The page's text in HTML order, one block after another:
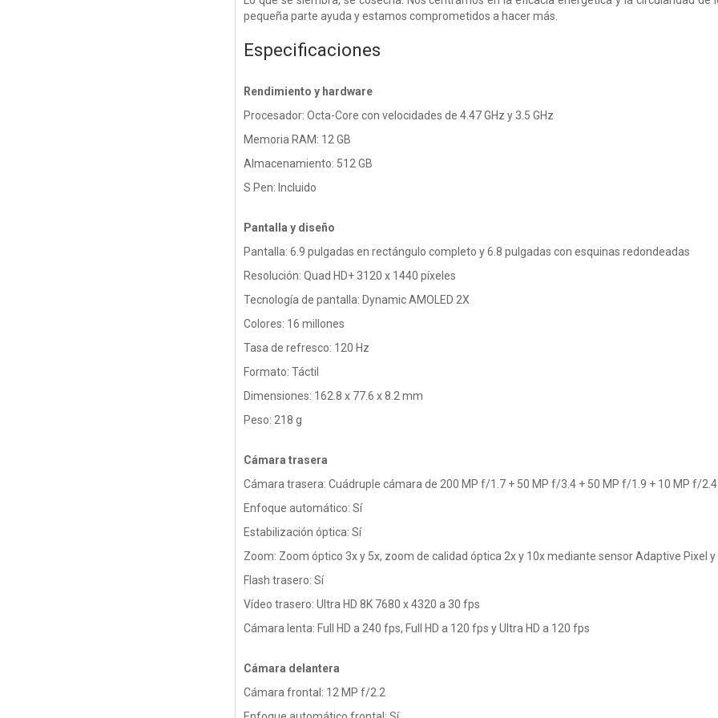
pequeña parte ayuda y estamos comprometidos a hacer más.
Especificaciones
Rendimiento y hardware
Procesador: Octa-Core con velocidades de 4.47 GHz y 3.5 GHz
Memoria RAM: 12 GB
Almacenamiento: 512 GB
S Pen: Incluido
Pantalla y diseño
Pantalla: 6.9 pulgadas en rectángulo completo y 6.8 pulgadas con esquinas redondeadas
Resolución: Quad HD+ 3120 x 1440 píxeles
Tecnología de pantalla: Dynamic AMOLED 2X
Colores: 16 millones
Tasa de refresco: 120 Hz
Formato: Táctil
Dimensiones: 162.8 x 77.6 x 8.2 mm
Peso: 218 g
Cámara trasera
Cámara trasera: Cuádruple cámara de 200 MP f/1.7 + 50 MP f/3.4 + 50 MP f/1.9 + 10 MP f/2.4
Enfoque automático: Sí
Estabilización óptica: Sí
Zoom: Zoom óptico 3x y 5x, zoom de calidad óptica 2x y 10x mediante sensor Adaptive Pixel
Flash trasero: Sí
Vídeo trasero: Ultra HD 8K 7680 x 4320 a 30 fps
Cámara lenta: Full HD a 240 fps, Full HD a 120 fps y Ultra HD a 120 fps
Cámara delantera
Cámara frontal: 12 MP f/2.2